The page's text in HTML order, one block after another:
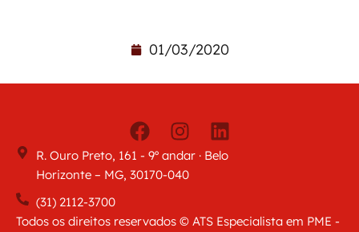
01/03/2020
R. Ouro Preto, 161 - 9º andar · Belo
Horizonte – MG, 30170-040
(31) 2112-3700
Todos os direitos reservados © ATS Especialista em PME -